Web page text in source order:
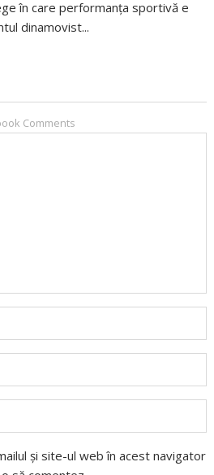
în care performanța sportivă e
dinamovist...
Comments
și site-ul web în acest navigator